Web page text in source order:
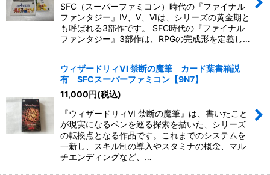
SFC（スーパーファミコン）時代の『ファイナル
ファンタジー』IV、V、VIは、シリーズの黄金期と
も呼ばれる3部作です。 SFC時代の『ファイナル
ファンタジー』3部作は、RPGの完成形を定義し…
ウィザードリィVI 禁断の魔筆 カード葉書箱説
有 SFCスーパーファミコン【9N7】
11,000円(税込)
『ウィザードリィVI 禁断の魔筆』は、書いたこと
が現実になるペンを巡る探索を描いた、シリーズ
の転換点となる作品です。これまでのシステムを
一新し、スキル制の導入やスタミナの概念、マル
チエンディングなど、…